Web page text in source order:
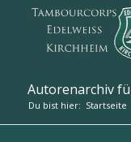
Autorenarchiv
Du bist hier: Startseite